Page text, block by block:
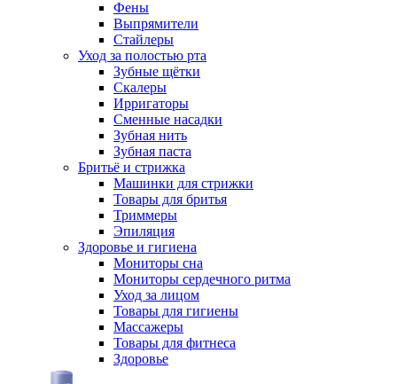
Фены
Выпрямители
Стайлеры
Уход за полостью рта
Зубные щётки
Скалеры
Ирригаторы
Сменные насадки
Зубная нить
Зубная паста
Бритьё и стрижка
Машинки для стрижки
Товары для бритья
Триммеры
Эпиляция
Здоровье и гигиена
Мониторы сна
Мониторы сердечного ритма
Уход за лицом
Товары для гигиены
Массажеры
Товары для фитнеса
Здоровье